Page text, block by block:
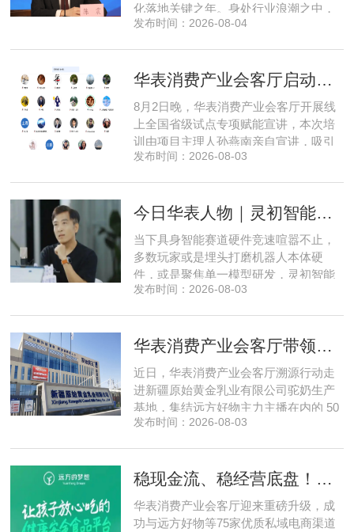
化落地关键之年。身处行业浪潮之中，
享刻智能创始人、CEO 陈震表示，当前
长久，这也是享刻智能自创立之初便坚
创始人、CEO 陈震纵观当前具
发布时间：2026-08-04
8月2日晚，华表消费产业会客厅开展线
上全国省级试点专项赋能宣讲，本次培
训由项目主理人孙燕南亲自宣讲，吸引
了来自贵州、河北、北京、天津、常
间盘活、私域变现、稳现金流搭建、试
现状，深度剖析行业双重发展困境
发布时间：2026-08-03
今日华表人物｜灵初智能CEO王启斌：押注千万级数据解锁具身智能质变
当下具身智能赛道硬件竞速喧嚣不止，
多数玩家或是埋头打磨机器人本体硬
件，或是聚焦单一模型研发，灵初智能
自创立之初便守住初心，以自研操作大
能创始人王启斌，拆解其从创立第一天
数据规模才是决定行业拐点的核心
发布时间：2026-08-03
近日，华表消费产业会客厅溯源行动走
进新疆原始黄金乳业有限公司驼奶生产
基地，集结远方好物主力主播在内的 50
位头部私域主播组团深入工厂一线实地
源同步联动，以沉浸式实景打卡、全流
式，全方位拆解新疆优质驼奶
发布时间：2026-08-03
华表消费产业会客厅迎来重磅升级，成
功与远方好物等75家优质私域电商渠道